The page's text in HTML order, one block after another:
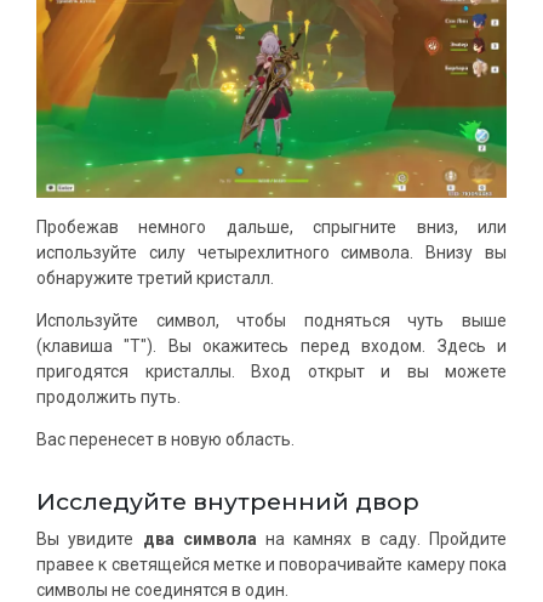
Пробежав немного дальше, спрыгните вниз, или
используйте силу четырехлитного символа. Внизу вы
обнаружите третий кристалл.
Используйте символ, чтобы подняться чуть выше
(клавиша "T"). Вы окажитесь перед входом. Здесь и
пригодятся кристаллы. Вход открыт и вы можете
продолжить путь.
Вас перенесет в новую область.
Исследуйте внутренний двор
Вы увидите два символа на камнях в саду. Пройдите
правее к светящейся метке и поворачивайте камеру пока
символы не соединятся в один.